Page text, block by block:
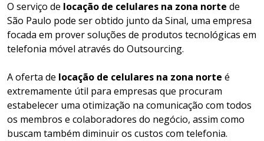
O serviço de locação de celulares na zona norte de
São Paulo pode ser obtido junto da Sinal, uma empresa
focada em prover soluções de produtos tecnológicas em
telefonia móvel através do Outsourcing.
A oferta de locação de celulares na zona norte é
extremamente útil para empresas que procuram
estabelecer uma otimização na comunicação com todos
os membros e colaboradores do negócio, assim como
buscam também diminuir os custos com telefonia.